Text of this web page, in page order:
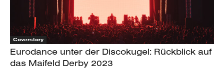
Coverstory
Eurodance unter der Discokugel: Rückblick auf
das Maifeld Derby 2023